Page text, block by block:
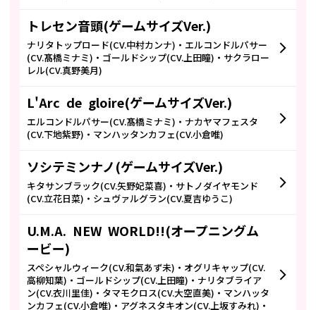
トレセン音頭(ゲームサイズVer.)
ナリタトップロード(CV.中村カンナ)・エルコンドルパサー
(CV.髙橋ミナミ)・ゴールドシップ(CV.上田瞳)・サクラロー
レル(CV.真野美月)
L'Arc de gloire(ゲームサイズVer.)
エルコンドルパサー(CV.髙橋ミナミ)・ナカヤマフェスタ
(CV.下地紫野)・マンハッタンカフェ(CV.小倉唯)
ソシテミンナノ(ゲームサイズVer.)
キタサンブラック(CV.矢野妃菜喜)・サトノダイヤモンド
(CV.立花日菜)・シュヴァルグラン(CV.夏吉ゆうこ)
U.M.A. NEW WORLD!!(オープニングム
ービー)
スペシャルウィーク(CV.和氣あず未)・オグリキャップ(CV.
高柳知葉)・ゴールドシップ(CV.上田瞳)・ナリタブライア
ン(CV.衣川里佳)・タマモクロス(CV.大空直美)・マンハッタ
ンカフェ(CV.小倉唯)・アグネスタキオン(CV.上坂すみれ)・